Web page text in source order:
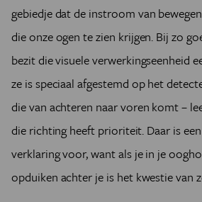
gebiedje dat de instroom van
die onze ogen te zien krijgen. Bij zo
bezit die visuele verwerkingseenheid
ze is speciaal afgestemd op het
die van achteren naar voren komt –
die richting heeft prioriteit. Daar is
verklaring voor, want als je in je
opduiken achter je is het kwestie van